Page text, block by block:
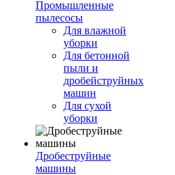
Промышленные
пылесосы
Для влажной
уборки
Для бетонной
пыли и
дробейструйных
машин
Для сухой
уборки
Дробеструйные
машины